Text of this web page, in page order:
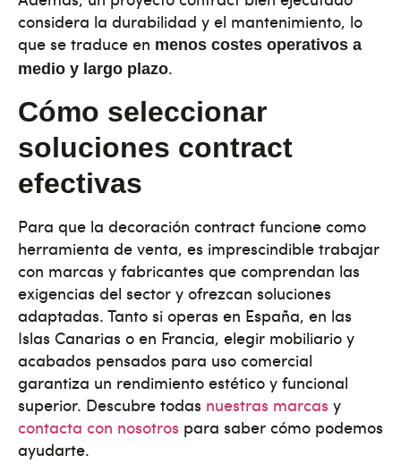
considera la durabilidad y el mantenimiento, lo
que se traduce en menos costes operativos a
medio y largo plazo.
Cómo seleccionar
soluciones contract
efectivas
Para que la decoración contract funcione como
herramienta de venta, es imprescindible trabajar
con marcas y fabricantes que comprendan las
exigencias del sector y ofrezcan soluciones
adaptadas. Tanto si operas en España, en las
Islas Canarias o en Francia, elegir mobiliario y
acabados pensados para uso comercial
garantiza un rendimiento estético y funcional
superior. Descubre todas nuestras marcas y
contacta con nosotros para saber cómo podemos
ayudarte.